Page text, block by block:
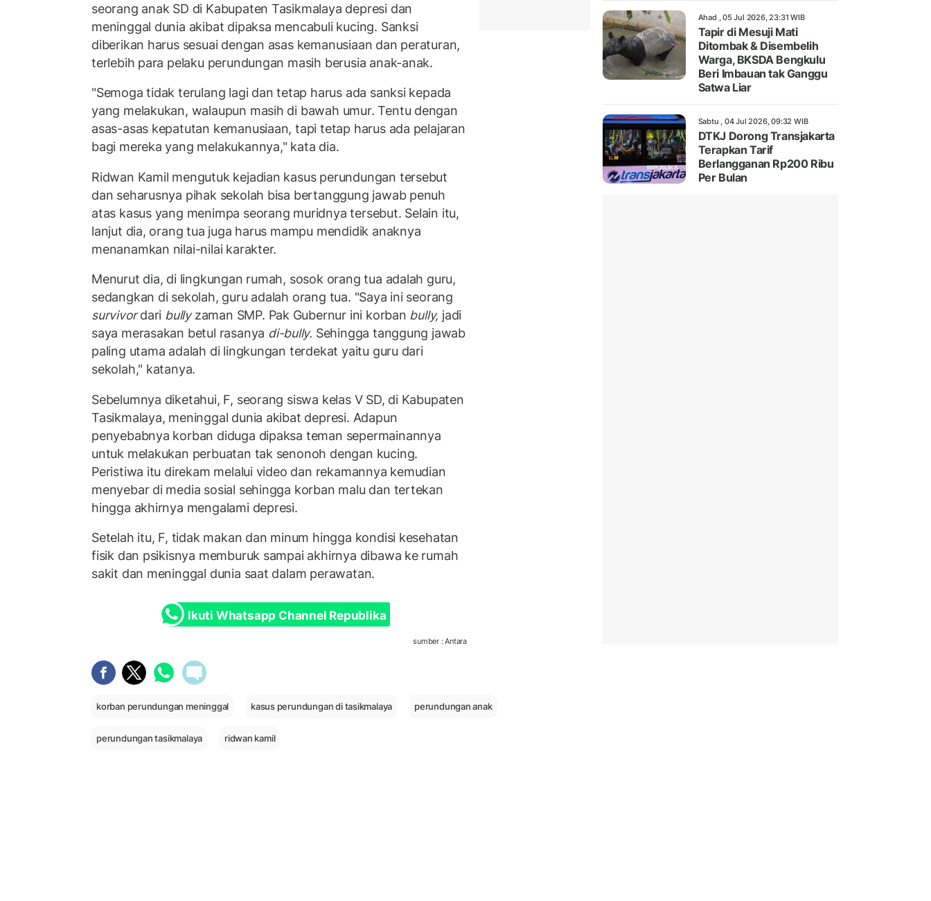
seorang anak SD di Kabupaten Tasikmalaya depresi dan
meninggal dunia akibat dipaksa mencabuli kucing. Sanksi
diberikan harus sesuai dengan asas kemanusiaan dan peraturan,
terlebih para pelaku perundungan masih berusia anak-anak.
"Semoga tidak terulang lagi dan tetap harus ada sanksi kepada
yang melakukan, walaupun masih di bawah umur. Tentu dengan
asas-asas kepatutan kemanusiaan, tapi tetap harus ada pelajaran
bagi mereka yang melakukannya," kata dia.
Ridwan Kamil mengutuk kejadian kasus perundungan tersebut
dan seharusnya pihak sekolah bisa bertanggung jawab penuh
atas kasus yang menimpa seorang muridnya tersebut. Selain itu,
lanjut dia, orang tua juga harus mampu mendidik anaknya
menanamkan nilai-nilai karakter.
Menurut dia, di lingkungan rumah, sosok orang tua adalah guru,
sedangkan di sekolah, guru adalah orang tua. "Saya ini seorang
survivordari bullyzaman SMP. Pak Gubernur ini korban bully, jadi
saya merasakan betul rasanya di-bully. Sehingga tanggung jawab
paling utama adalah di lingkungan terdekat yaitu guru dari
sekolah," katanya.
Sebelumnya diketahui, F, seorang siswa kelas V SD, di Kabupaten
Tasikmalaya, meninggal dunia akibat depresi. Adapun
penyebabnya korban diduga dipaksa teman sepermainannya
untuk melakukan perbuatan tak senonoh dengan kucing.
Peristiwa itu direkam melalui video dan rekamannya kemudian
menyebar di media sosial sehingga korban malu dan tertekan
hingga akhirnya mengalami depresi.
Setelah itu, F, tidak makan dan minum hingga kondisi kesehatan
fisik dan psikisnya memburuk sampai akhirnya dibawa ke rumah
sakit dan meninggal dunia saat dalam perawatan.
Ikuti Whatsapp Channel Republika
sumber : Antara
korban perundungan meninggal kasus perundungan di tasikmalaya perundungan anak
perundungan tasikmalaya ridwan kamil
Ahad , 05 Jul 2026, 23:31 WIB
Tapir di Mesuji Mati
Ditombak & Disembelih
Warga, BKSDA Bengkulu
Beri Imbauan tak Ganggu
Satwa Liar
Sabtu , 04 Jul 2026, 09:32 WIB
DTKJ Dorong Transjakarta
Terapkan Tarif
Berlangganan Rp200 Ribu
Per Bulan